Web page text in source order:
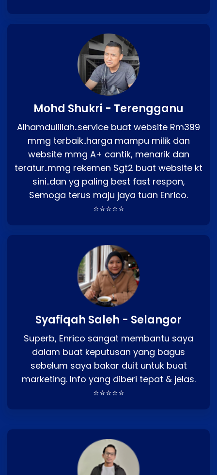
Mohd Shukri - Terengganu
Alhamdulillah..service buat website Rm399
mmg terbaik..harga mampu milik dan
website mmg A+ cantik, menarik dan
teratur..mmg rekemen Sgt2 buat website kt
sini..dan yg paling best fast respon,
Semoga terus maju jaya tuan Enrico.
⭐⭐⭐⭐⭐
Syafiqah Saleh - Selangor
Superb, Enrico sangat membantu saya
dalam buat keputusan yang bagus
sebelum saya bakar duit untuk buat
marketing. Info yang diberi tepat & jelas.
⭐⭐⭐⭐⭐